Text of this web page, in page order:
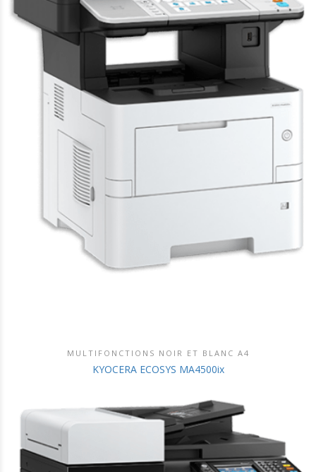
DÉCOUVRIR CE PRODUIT
MULTIFONCTIONS NOIR ET BLANC A4
KYOCERA ECOSYS MA4500ix